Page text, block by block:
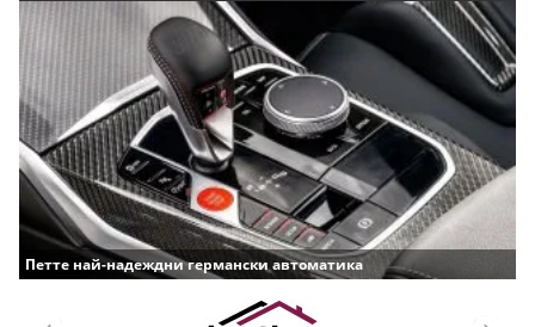
Петте най-надеждни германски автоматика